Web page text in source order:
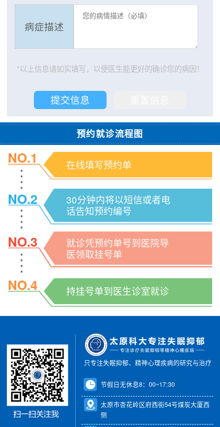
病症描述
*以上信息请如实填写，以便医生能更好的确诊您的病因！
预约就诊流程图
NO.1 在线填写预约单
NO.2
30分钟内将以短信或者电
话告知预约编号
NO.3
就诊凭预约单号到医院导
医领取挂号单
NO.4 持挂号单到医生诊室就诊
只专注失眠抑郁、精神心理疾病的研究与治疗
节假日无休息8：00~17:30
太原市杏花岭区府西街54号煤炭大厦西
侧